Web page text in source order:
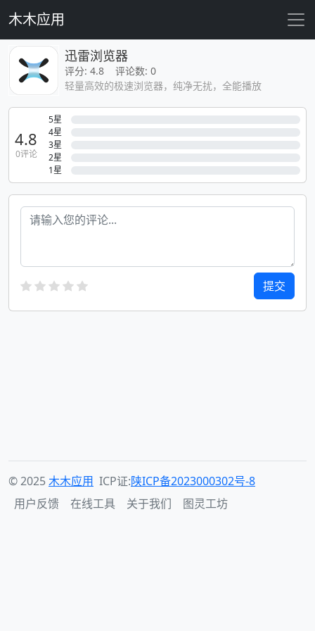
木木应用
迅雷浏览器
评分: 4.8 评论数: 0
轻量高效的极速浏览器，纯净无扰，全能播放
4.8
0评论
5星
4星
3星
2星
1星
提交
© 2025木木应用 ICP证:陕ICP备2023000302号-8
用户反馈
在线工具 关于我们 图灵工坊